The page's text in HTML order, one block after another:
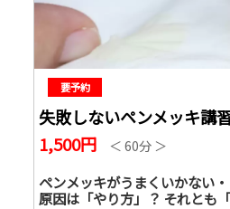
要予約
失敗しないペンメッキ講
1,500円 ＜ 60分 ＞
ペンメッキがうまくいかない・
原因は「やり方」？ それとも